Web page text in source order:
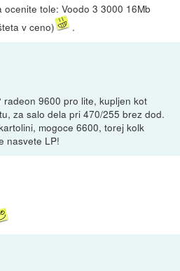
tole: Voodo 3 3000 16Mb
v ceno)
.
radeon 9600 pro lite, kupljen kot
za salo dela pri 470/255 brez dod.
mogoce 6600, torej kolk
nasvete LP!